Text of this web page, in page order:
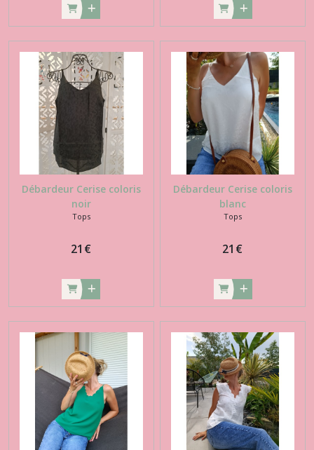
Débardeur Cerise coloris
noir
Tops
21 €
Débardeur Cerise coloris
blanc
Tops
21 €